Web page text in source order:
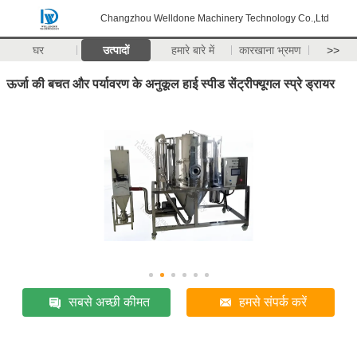
Changzhou Welldone Machinery Technology Co.,Ltd
घर उत्पादों हमारे बारे में कारखाना भ्रमण >>
ऊर्जा की बचत और पर्यावरण के अनुकूल हाई स्पीड सेंट्रीफ्यूगल स्प्रे ड्रायर
सबसे अच्छी कीमत हमसे संपर्क करें